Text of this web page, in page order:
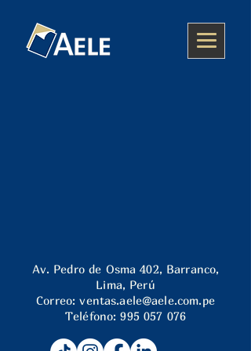
Av. Pedro de Osma 402, Barranco,
Lima, Perú
Correo:ventas.aele@aele.com.pe
Teléfono:995 057 076